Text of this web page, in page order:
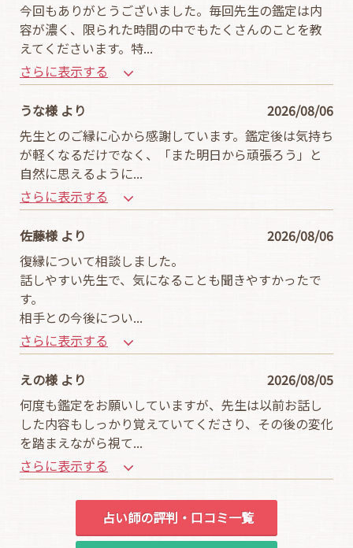
今回もありがとうございました。毎回先生の鑑定は内
容が濃く、限られた時間の中でもたくさんのことを教
えてくださいます。特...
さらに表示する
うな様 より
2026/08/06
先生とのご縁に心から感謝しています。鑑定後は気持ち
が軽くなるだけでなく、「また明日から頑張ろう」と
自然に思えるように...
さらに表示する
佐藤様 より
2026/08/06
復縁について相談しました。
話しやすい先生で、気になることも聞きやすかったで
す。
相手との今後につい...
さらに表示する
えの様 より
2026/08/05
何度も鑑定をお願いしていますが、先生は以前お話し
した内容もしっかり覚えていてくださり、その後の変化
を踏まえながら視て...
さらに表示する
占い師の評判・口コミ一覧